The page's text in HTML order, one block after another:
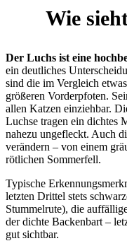
Wie
Der Luchs ist eine
ein deutliches
sind die im Vergleich
größeren Vorderpfoten.
allen Katzen einziehbar.
Luchse tragen ein dichtes
nahezu ungefleckt. Auch
verändern – von einem
rötlichen Sommerfell.
Typische
letzten Drittel stets
Stummelrute), die
der dichte Backenbart –
gut sichtbar.